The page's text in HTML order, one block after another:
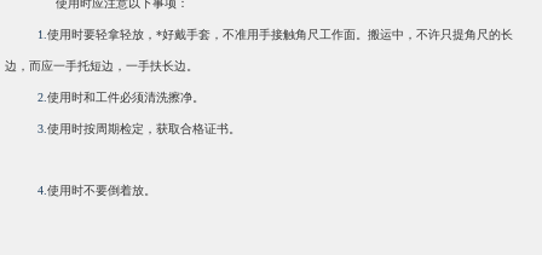
使用时应注意以下事项：
1. 使用时要轻拿轻放，*好戴手套，不准用手接触角尺工作面。搬运中，不许只提角尺的长
边，而应一手托短边，一手扶长边。
2. 使用时和工件必须清洗擦净。
3. 使用时按周期检定，获取合格证书。
4. 使用时不要倒着放。